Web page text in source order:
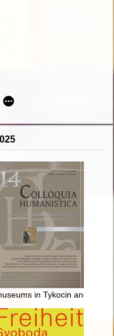
dziedzictwie miasta
in Tykocin and